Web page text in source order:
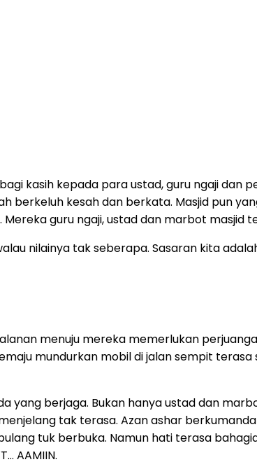
kasih kepada para ustad, guru ngaji
berkeluh kesah dan berkata. Masjid pun
guru ngaji, ustad dan marbot masjid
nilainya tak seberapa. Sasaran kita
menuju mereka memerlukan
mundurkan mobil di jalan sempit
yang berjaga. Bukan hanya ustad dan
tak terasa. Azan ashar
tuk berbuka. Namun hati terasa
AAMIIN.